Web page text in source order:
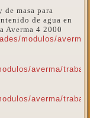
masa para
de agua en
Averma 4 2000
modulos/
averma/
averma/